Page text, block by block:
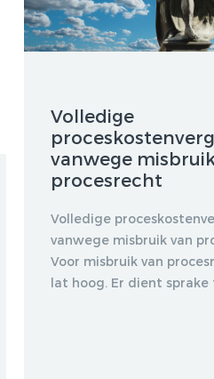
2015,
2015/50
Volledige
vanwege
procesrecht
Volledige
vanwege misbruik van
Voor misbruik van
lat hoog. Er dient sprake